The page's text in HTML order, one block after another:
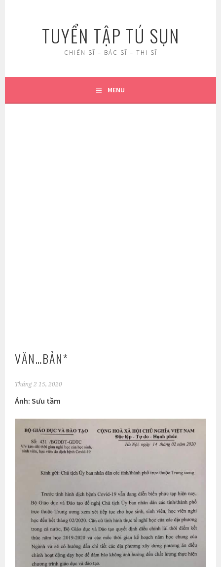
TUYỂN TẬP TÚ SỤN
CHIẾN SĨ – BÁC SĨ – THI SĨ
MENU
VĂN…BẢN*
Tháng 2 15, 2020
Ảnh: Sưu tầm